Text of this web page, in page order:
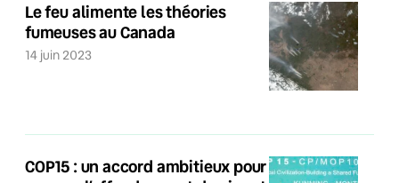
Le feu alimente les théories
fumeuses au Canada
14 juin 2023
COP15 : un accord ambitieux pour